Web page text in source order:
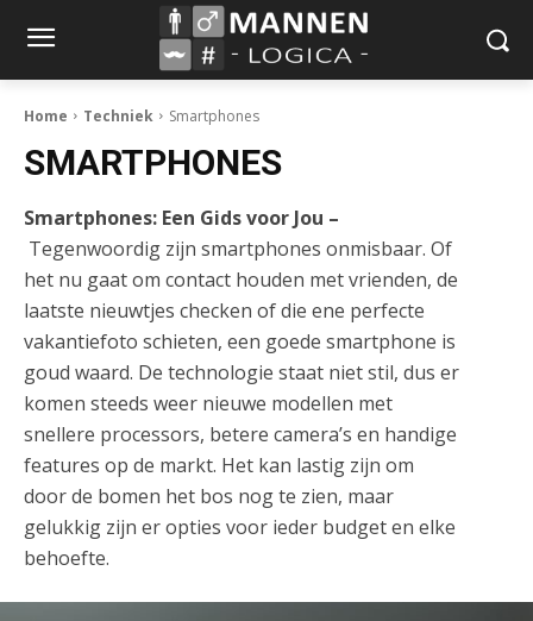
Home Techniek Smartphones
SMARTPHONES
Smartphones: Een Gids voor Jou –
Tegenwoordig zijn smartphones onmisbaar. Of
het nu gaat om contact houden met vrienden, de
laatste nieuwtjes checken of die ene perfecte
vakantiefoto schieten, een goede smartphone is
goud waard. De technologie staat niet stil, dus er
komen steeds weer nieuwe modellen met
snellere processors, betere camera’s en handige
features op de markt. Het kan lastig zijn om
door de bomen het bos nog te zien, maar
gelukkig zijn er opties voor ieder budget en elke
behoefte.